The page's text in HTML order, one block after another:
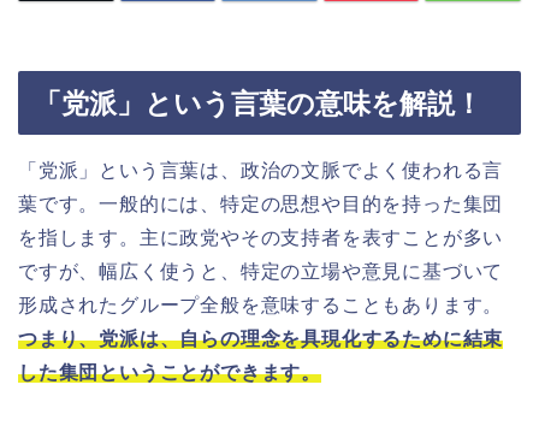
「党派」という言葉の意味を解説！
「党派」という言葉は、政治の文脈でよく使われる言
葉です。一般的には、特定の思想や目的を持った集団
を指します。主に政党やその支持者を表すことが多い
ですが、幅広く使うと、特定の立場や意見に基づいて
形成されたグループ全般を意味することもあります。
つまり、党派は、自らの理念を具現化するために結束
した集団ということができます。